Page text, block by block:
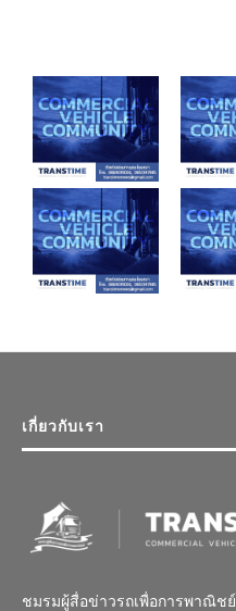
เกี่ยวกับเรา
ชมรมผู้สื่อข่าวรถเพื่อการพาณิชย์